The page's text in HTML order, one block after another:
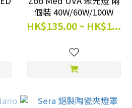
個裝 40W/60W/100W
HK$135.00 ~ HK$1...